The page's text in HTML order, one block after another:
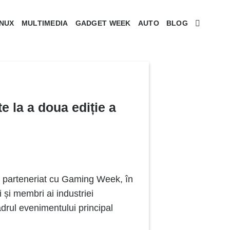
MULTIMEDIA GADGET WEEK AUTO BLOG
la a doua ediție a
cu Gaming Week, în
membri ai industriei
evenimentului principal